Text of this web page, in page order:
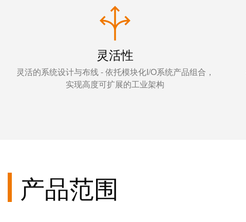
灵活性
灵活的系统设计与布线 - 依托模块化I/O系统产品组合，
实现高度可扩展的工业架构
产品范围